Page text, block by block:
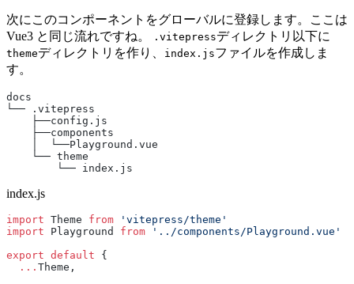
次にこのコンポーネントをグローバルに登録します。ここは
Vue3 と同じ流れですね。
.vitepressディレクトリ以下に
themeディレクトリを作り、 index.jsファイルを作成しま
す。
docs
└── .vitepress
    ├──config.js
    ├──components
    │  └──Playground.vue
    └── theme
        └── index.js
index.js
import Theme from 'vitepress/theme'
import Playground from '../components/Playground.vue'
export default {
  ...
Theme,